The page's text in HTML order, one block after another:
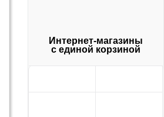
Интернет-магазины
с единой корзиной